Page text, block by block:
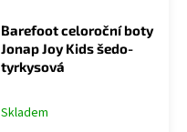
Barefoot celoroční boty
Jonap Joy Kids šedo-
tyrkysová
Skladem